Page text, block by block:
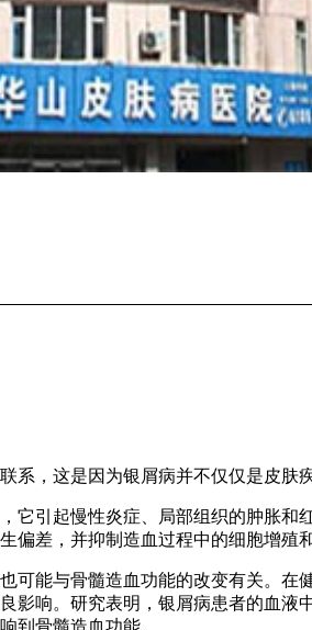
系，这是因为银屑病并不仅仅是皮肤
它引起慢性炎症、局部组织的肿胀
偏差，并抑制造血过程中的细胞增殖
可能与骨髓造血功能的改变有关。
影响。研究表明，银屑病患者的血
到骨髓造血功能。